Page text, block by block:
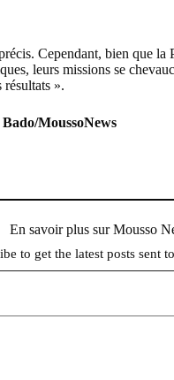
Cependant, bien que
leurs missions se
résultats ».
MoussoNews
En savoir plus sur Mousso
to get the latest posts sent